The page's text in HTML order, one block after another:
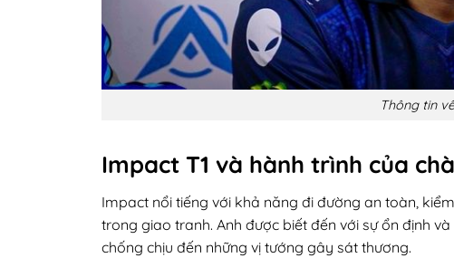
Thông tin
Impact T1 và hành trình của
Impact nổi tiếng với khả năng đi đường an toàn,
trong giao tranh. Anh được biết đến với sự ổn định
chống chịu đến những vị tướng gây sát thương.